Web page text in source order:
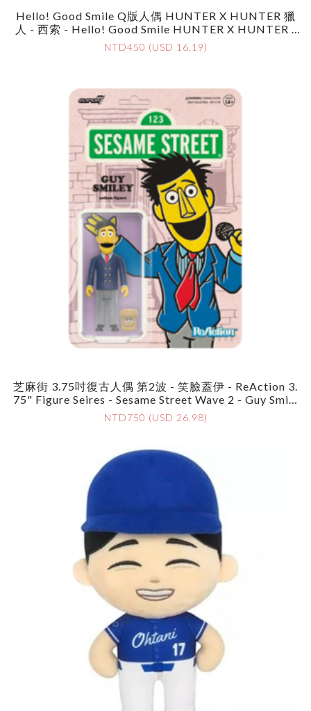
Hello! Good Smile Q版人偶 HUNTER X HUNTER 獵
人 - 西索 - Hello! Good Smile HUNTER X HUNTER -
Hyskoa
NTD450 (USD 16.19)
芝麻街 3.75吋復古人偶 第2波 - 笑臉蓋伊 - ReAction 3.
75" Figure Seires - Sesame Street Wave 2 - Guy Smile
Y
NTD750 (USD 26.98)